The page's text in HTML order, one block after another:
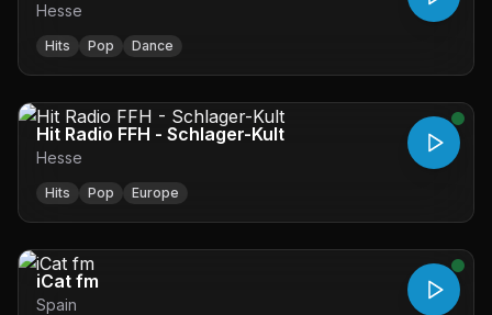
Hesse
Hits Pop Dance
Hit Radio FFH - Schlager-Kult
Hesse
Hits Pop Europe
iCat fm
Spain